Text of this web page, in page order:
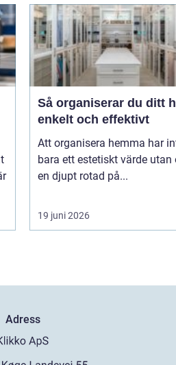
Så organiserar du ditt
enkelt och effektivt
Att organisera hemma har
bara ett estetiskt värde utan
en djupt rotad på...
19 juni 2026
Adress